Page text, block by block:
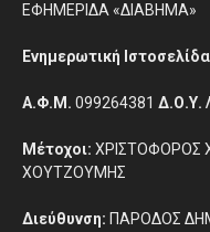
ΕΦΗΜΕΡΙΔΑ «ΔΙΑΒΗΜΑ»
Ενημερωτική
Α.Φ.Μ. 099264381 Δ.Ο.Υ.
Μέτοχοι:
ΧΟΥΤΖΟΥΜΗΣ
Διεύθυνση: ΠΑΡΟΔΟΣ